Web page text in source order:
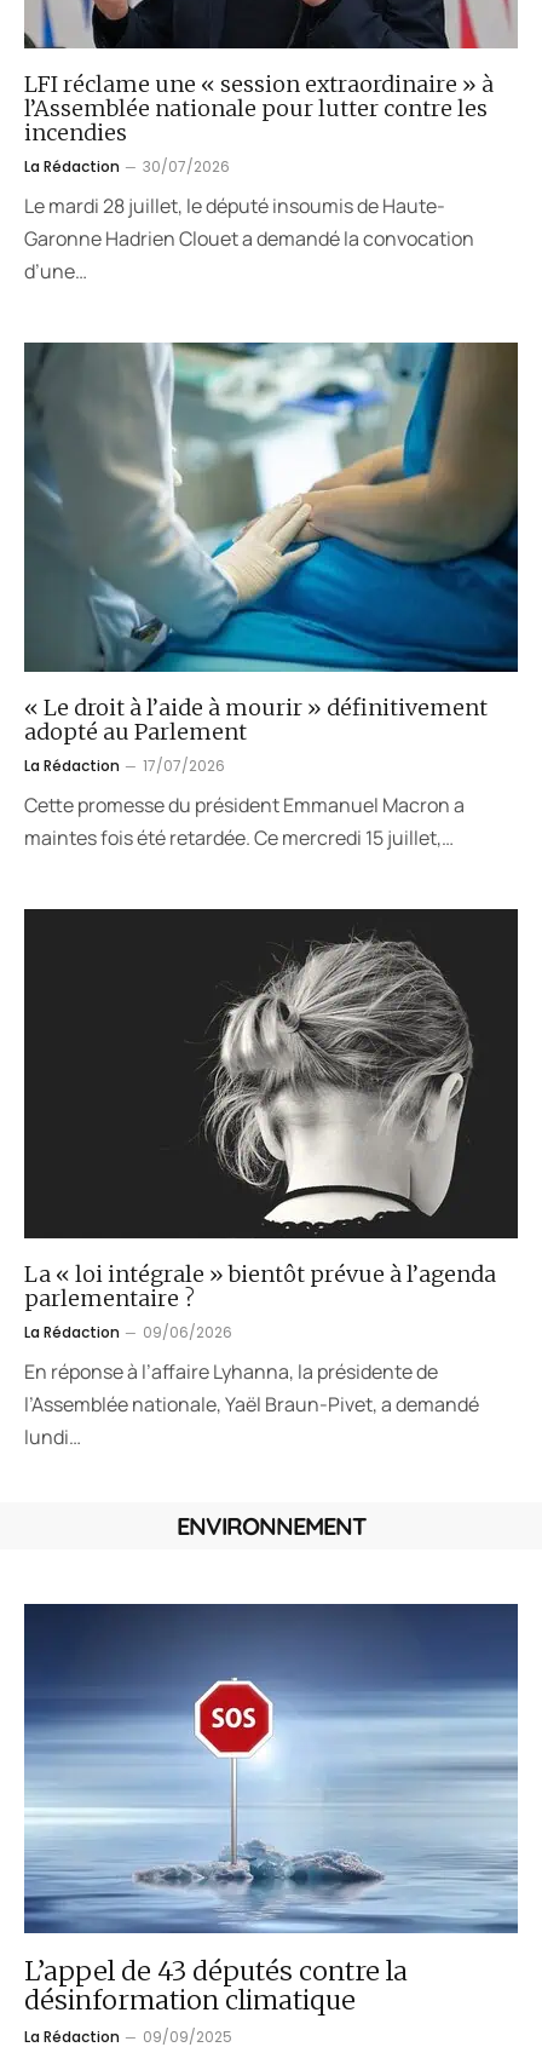
LFI réclame une « session extraordinaire » à
l’Assemblée nationale pour lutter contre les
incendies
La Rédaction 30/07/2026
Le mardi 28 juillet, le député insoumis de Haute-
Garonne Hadrien Clouet a demandé la convocation
d’une…
« Le droit à l’aide à mourir » définitivement
adopté au Parlement
La Rédaction 17/07/2026
Cette promesse du président Emmanuel Macron a
maintes fois été retardée. Ce mercredi 15 juillet,…
La « loi intégrale » bientôt prévue à l’agenda
parlementaire ?
La Rédaction 09/06/2026
En réponse à l’affaire Lyhanna, la présidente de
l’Assemblée nationale, Yaël Braun-Pivet, a demandé
lundi…
ENVIRONNEMENT
L’appel de 43 députés contre la
désinformation climatique
La Rédaction 09/09/2025